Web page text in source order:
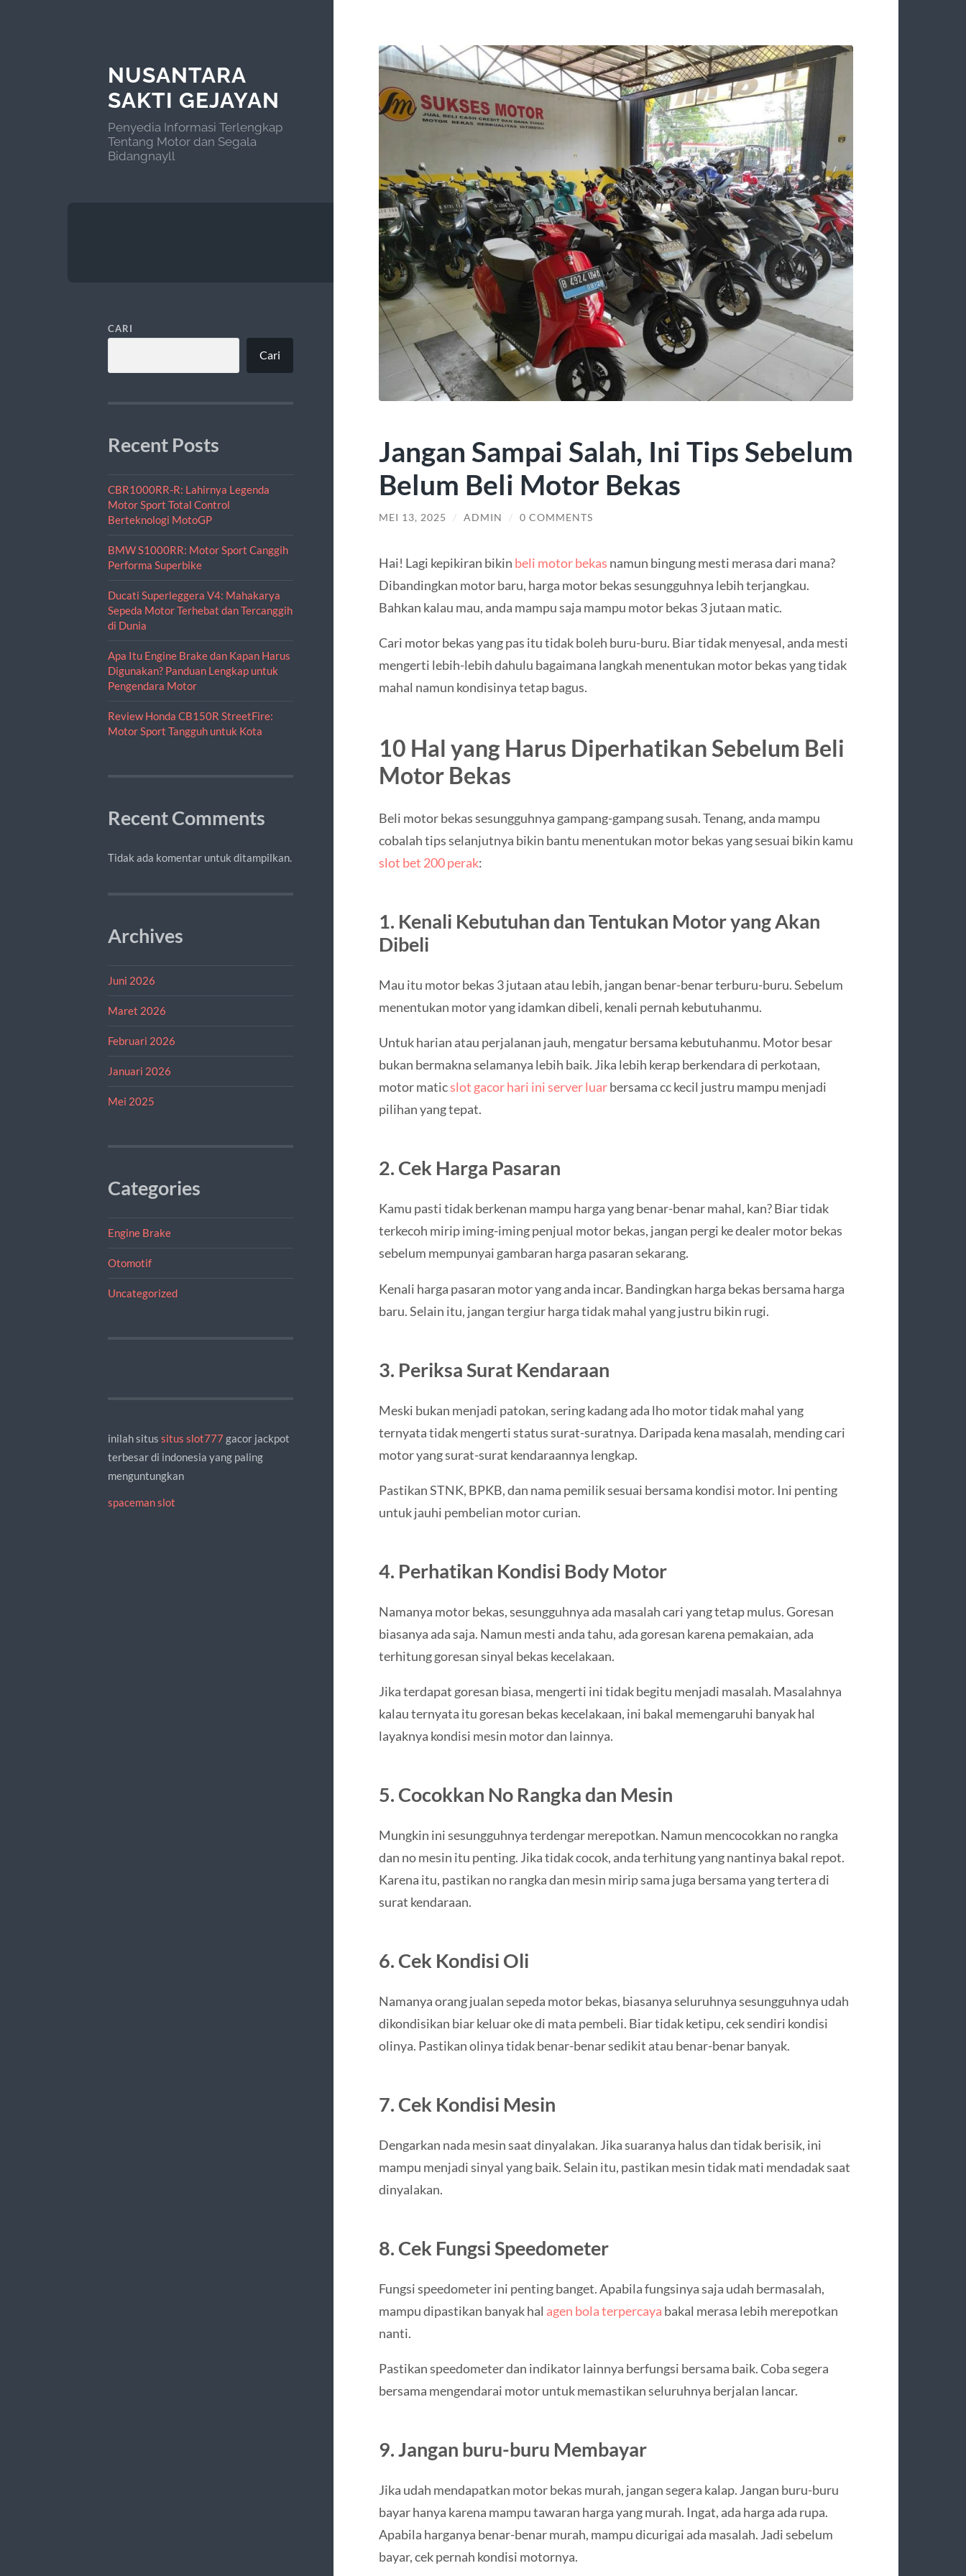
NUSANTARA
SAKTI GEJAYAN
Penyedia Informasi Terlengkap
Tentang Motor dan Segala
Bidangnayll
CARI
Cari
Recent Posts
CBR1000RR-R: Lahirnya Legenda
Motor Sport Total Control
Berteknologi MotoGP
BMW S1000RR: Motor Sport Canggih
Performa Superbike
Ducati Superleggera V4: Mahakarya
Sepeda Motor Terhebat dan Tercanggih
di Dunia
Apa Itu Engine Brake dan Kapan Harus
Digunakan? Panduan Lengkap untuk
Pengendara Motor
Review Honda CB150R StreetFire:
Motor Sport Tangguh untuk Kota
Recent Comments
Tidak ada komentar untuk ditampilkan.
Archives
Juni 2026
Maret 2026
Februari 2026
Januari 2026
Mei 2025
Categories
Engine Brake
Otomotif
Uncategorized
inilah situs situs slot777 gacor jackpot
terbesar di indonesia yang paling
menguntungkan
spaceman slot
Jangan Sampai Salah, Ini Tips Sebelum
Belum Beli Motor Bekas
MEI 13, 2025 / ADMIN / 0 COMMENTS
Hai! Lagi kepikiran bikin beli motor bekas namun bingung mesti merasa dari mana?
Dibandingkan motor baru, harga motor bekas sesungguhnya lebih terjangkau.
Bahkan kalau mau, anda mampu saja mampu motor bekas 3 jutaan matic.
Cari motor bekas yang pas itu tidak boleh buru-buru. Biar tidak menyesal, anda mesti
mengerti lebih-lebih dahulu bagaimana langkah menentukan motor bekas yang tidak
mahal namun kondisinya tetap bagus.
10 Hal yang Harus Diperhatikan Sebelum Beli
Motor Bekas
Beli motor bekas sesungguhnya gampang-gampang susah. Tenang, anda mampu
cobalah tips selanjutnya bikin bantu menentukan motor bekas yang sesuai bikin kamu
slot bet 200 perak:
1. Kenali Kebutuhan dan Tentukan Motor yang Akan
Dibeli
Mau itu motor bekas 3 jutaan atau lebih, jangan benar-benar terburu-buru. Sebelum
menentukan motor yang idamkan dibeli, kenali pernah kebutuhanmu.
Untuk harian atau perjalanan jauh, mengatur bersama kebutuhanmu. Motor besar
bukan bermakna selamanya lebih baik. Jika lebih kerap berkendara di perkotaan,
motor maticslot gacor hari ini server luarbersama cc kecil justru mampu menjadi
pilihan yang tepat.
2. Cek Harga Pasaran
Kamu pasti tidak berkenan mampu harga yang benar-benar mahal, kan? Biar tidak
terkecoh mirip iming-iming penjual motor bekas, jangan pergi ke dealer motor bekas
sebelum mempunyai gambaran harga pasaran sekarang.
Kenali harga pasaran motor yang anda incar. Bandingkan harga bekas bersama harga
baru. Selain itu, jangan tergiur harga tidak mahal yang justru bikin rugi.
3. Periksa Surat Kendaraan
Meski bukan menjadi patokan, sering kadang ada lho motor tidak mahal yang
ternyata tidak mengerti status surat-suratnya. Daripada kena masalah, mending cari
motor yang surat-surat kendaraannya lengkap.
Pastikan STNK, BPKB, dan nama pemilik sesuai bersama kondisi motor. Ini penting
untuk jauhi pembelian motor curian.
4. Perhatikan Kondisi Body Motor
Namanya motor bekas, sesungguhnya ada masalah cari yang tetap mulus. Goresan
biasanya ada saja. Namun mesti anda tahu, ada goresan karena pemakaian, ada
terhitung goresan sinyal bekas kecelakaan.
Jika terdapat goresan biasa, mengerti ini tidak begitu menjadi masalah. Masalahnya
kalau ternyata itu goresan bekas kecelakaan, ini bakal memengaruhi banyak hal
layaknya kondisi mesin motor dan lainnya.
5. Cocokkan No Rangka dan Mesin
Mungkin ini sesungguhnya terdengar merepotkan. Namun mencocokkan no rangka
dan no mesin itu penting. Jika tidak cocok, anda terhitung yang nantinya bakal repot.
Karena itu, pastikan no rangka dan mesin mirip sama juga bersama yang tertera di
surat kendaraan.
6. Cek Kondisi Oli
Namanya orang jualan sepeda motor bekas, biasanya seluruhnya sesungguhnya udah
dikondisikan biar keluar oke di mata pembeli. Biar tidak ketipu, cek sendiri kondisi
olinya. Pastikan olinya tidak benar-benar sedikit atau benar-benar banyak.
7. Cek Kondisi Mesin
Dengarkan nada mesin saat dinyalakan. Jika suaranya halus dan tidak berisik, ini
mampu menjadi sinyal yang baik. Selain itu, pastikan mesin tidak mati mendadak saat
dinyalakan.
8. Cek Fungsi Speedometer
Fungsi speedometer ini penting banget. Apabila fungsinya saja udah bermasalah,
mampu dipastikan banyak hal agen bola terpercaya bakal merasa lebih merepotkan
nanti.
Pastikan speedometer dan indikator lainnya berfungsi bersama baik. Coba segera
bersama mengendarai motor untuk memastikan seluruhnya berjalan lancar.
9. Jangan buru-buru Membayar
Jika udah mendapatkan motor bekas murah, jangan segera kalap. Jangan buru-buru
bayar hanya karena mampu tawaran harga yang murah. Ingat, ada harga ada rupa.
Apabila harganya benar-benar murah, mampu dicurigai ada masalah. Jadi sebelum
bayar, cek pernah kondisi motornya.